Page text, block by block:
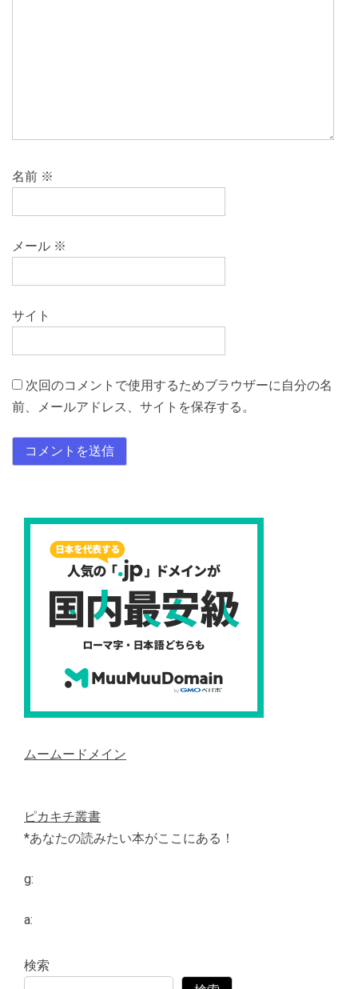
名前 ※
メール ※
サイト
次回のコメントで使用するためブラウザーに自分の名
前、メールアドレス、サイトを保存する。
ムームードメイン
ピカキチ叢書
*あなたの読みたい本がここにある！
g:
a:
検索